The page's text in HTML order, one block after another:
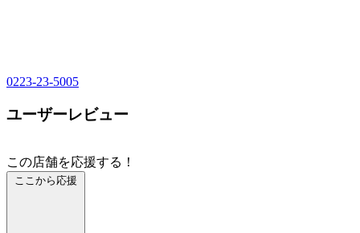
0223-23-5005
ユーザーレビュー
この店舗を応援する！
ここから応援